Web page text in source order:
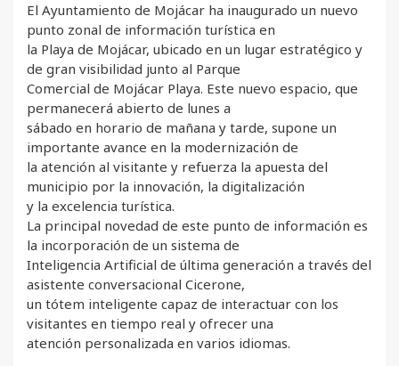
El Ayuntamiento de Mojácar ha inaugurado un nuevo
punto zonal de información turística en
la Playa de Mojácar, ubicado en un lugar estratégico y
de gran visibilidad junto al Parque
Comercial de Mojácar Playa. Este nuevo espacio, que
permanecerá abierto de lunes a
sábado en horario de mañana y tarde, supone un
importante avance en la modernización de
la atención al visitante y refuerza la apuesta del
municipio por la innovación, la digitalización
y la excelencia turística.
La principal novedad de este punto de información es
la incorporación de un sistema de
Inteligencia Artificial de última generación a través del
asistente conversacional Cicerone,
un tótem inteligente capaz de interactuar con los
visitantes en tiempo real y ofrecer una
atención personalizada en varios idiomas.